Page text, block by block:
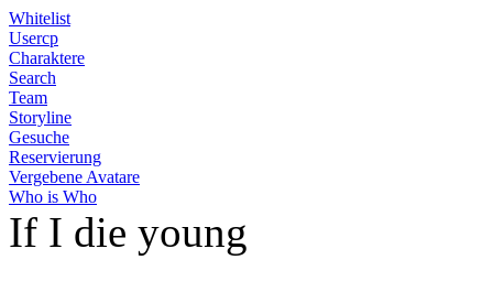
Whitelist
Usercp
Charaktere
Search
Team
Storyline
Gesuche
Reservierung
Vergebene Avatare
Who is Who
If I die young